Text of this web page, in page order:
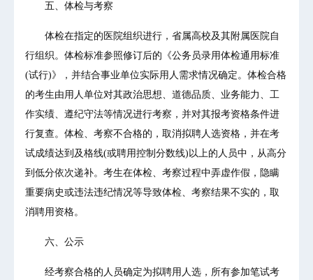
五、体检与考察
体检在指定的医院组织进行，省属高校及其附属医院自
行组织。体检标准参照修订后的《公务员录用体检通用标准
(试行)》，并结合事业单位实际用人需求情况确定。体检合格
的考生由用人单位对其政治思想、道德品质、业务能力、工
作实绩、遵纪守法等情况进行考察，并对其报考资格条件进
行复查。体检、考察不合格的，取消拟聘人选资格，并在考
试成绩达到及格线(或聘用控制分数线)以上的人员中，从高分
到低分依次递补。考生在体检、考察过程中弄虚作假，隐瞒
重要病史或违法违纪情况等导致体检、考察结果不实的，取
消聘用资格。
六、公示
经考察合格的人员确定为拟聘用人选，所有参加笔试考